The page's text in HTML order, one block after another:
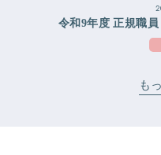
令和9年度 正規職員
も